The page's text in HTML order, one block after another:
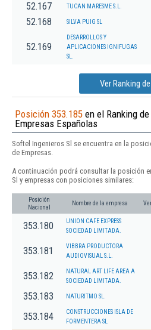
52.167 TUCAN MARESME S.L.
52.168 SILVA PUIG SL
52.169
DESARROLLOS Y
APLICACIONES IGNIFUGAS
SL.
Ver Ranking
Posición 353.185 en el Ranking de
Empresas Españolas
Softel Ingenieros Sl se encuentra en la
de Empresas.
A continuación podrá consultar la posición
Sl y empresas con posiciones similares:
Posición
Nacional
Nombre de la empresa
353.180
UNION CAFE EXPRESS
SOCIEDAD LIMITADA.
353.181
VIBBRA PRODUCTORA
AUDIOVISUAL S.L.
353.182
NATURAL ART LIFE AREA A
SOCIEDAD LIMITADA.
353.183 NATURITMO SL.
353.184
CONSTRUCCIONES ISLA DE
FORMENTERA SL